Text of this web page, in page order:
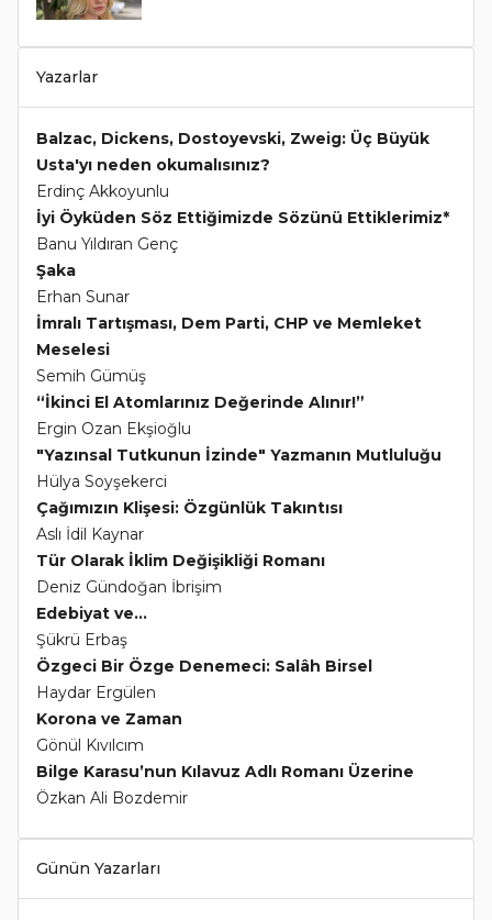
Yazarlar
Balzac, Dickens, Dostoyevski, Zweig: Üç Büyük
Usta'yı neden okumalısınız?
Erdinç Akkoyunlu
İyi Öyküden Söz Ettiğimizde Sözünü Ettiklerimiz*
Banu Yıldıran Genç
Şaka
Erhan Sunar
İmralı Tartışması, Dem Parti, CHP ve Memleket
Meselesi
Semih Gümüş
“İkinci El Atomlarınız Değerinde Alınır!”
Ergin Ozan Ekşioğlu
"Yazınsal Tutkunun İzinde" Yazmanın Mutluluğu
Hülya Soyşekerci
Çağımızın Klişesi: Özgünlük Takıntısı
Aslı İdil Kaynar
Tür Olarak İklim Değişikliği Romanı
Deniz Gündoğan İbrişim
Edebiyat ve...
Şükrü Erbaş
Özgeci Bir Özge Denemeci: Salâh Birsel
Haydar Ergülen
Korona ve Zaman
Gönül Kıvılcım
Bilge Karasu’nun Kılavuz Adlı Romanı Üzerine
Özkan Ali Bozdemir
Günün Yazarları